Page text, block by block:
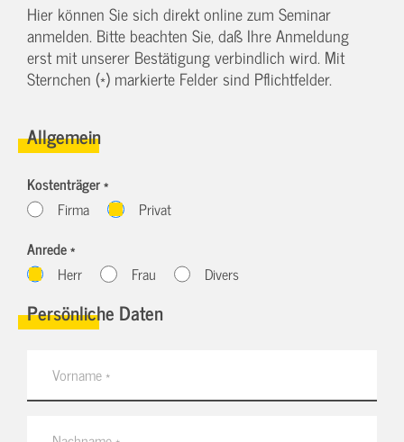
Hier können Sie sich direkt online zum Seminar
anmelden. Bitte beachten Sie, daß Ihre Anmeldung
erst mit unserer Bestätigung verbindlich wird. Mit
Sternchen (*) markierte Felder sind Pflichtfelder.
Allgemein
Kostenträger *
Firma
Privat
Anrede *
Herr
Frau Divers
Persönliche Daten